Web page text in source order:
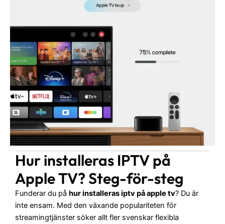
Hur installeras IPTV på
Apple TV? Steg-för-steg
Funderar du på hur installeras iptv på apple tv? Du är
inte ensam. Med den växande populariteten för
streamingtjänster söker allt fler svenskar flexibla